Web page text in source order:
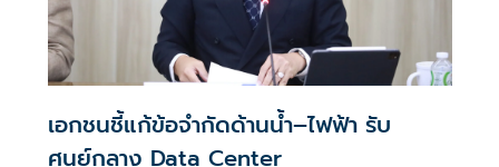
เอกชนชี้แก้ข้อจำกัดด้านน้ำ–ไฟฟ้า รับ
ศูนย์กลาง Data Center